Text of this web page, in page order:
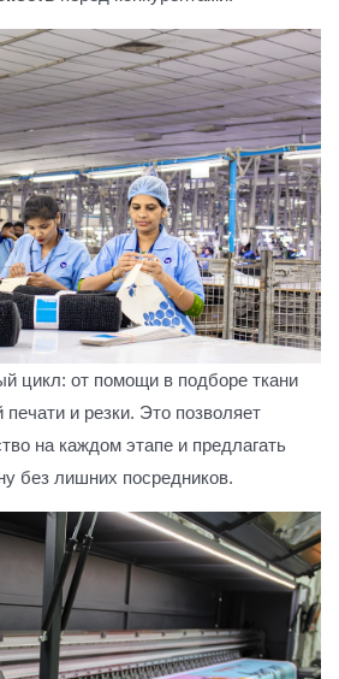
цикл: от помощи в подборе ткани
и резки. Это позволяет
на каждом этапе и предлагать
без лишних посредников.